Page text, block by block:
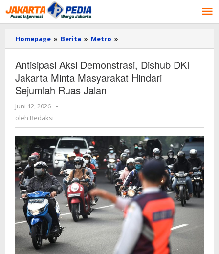
Lewati
ke
konten
Homepage » Berita » Metro »
Aksi
Dishub
DKI
Ruas
Jalan
Antisipasi Aksi Demonstrasi, Dishub DKI
Jakarta Minta Masyarakat Hindari
Sejumlah Ruas Jalan
Juni 12, 2026
oleh
-
oleh Redaksi